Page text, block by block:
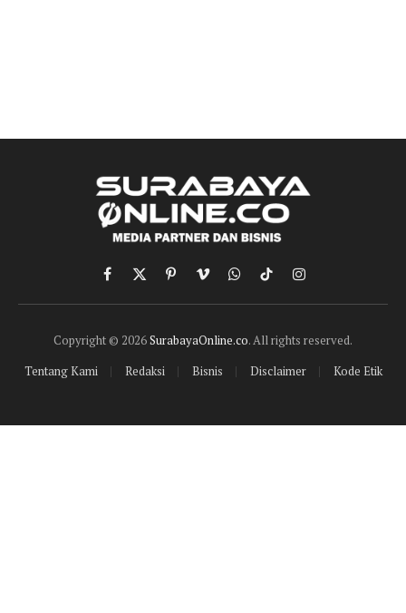
Facebook
X
(Twitter)
PinterestVimeoWhatsApp
TikTokInstagram
Copyright © 2026SurabayaOnline.co. All rights reserved.
Tentang Kami
Redaksi Bisnis Disclaimer Kode Etik